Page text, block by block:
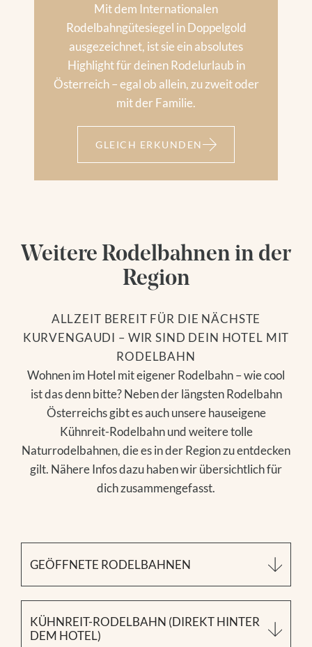
Mit dem Internationalen
Rodelbahngütesiegel in Doppelgold
ausgezeichnet, ist sie ein absolutes
Highlight für deinen Rodelurlaub in
Österreich – egal ob allein, zu zweit oder
mit der Familie.
GLEICH ERKUNDEN
ALLZEIT BEREIT FÜR DIE NÄCHSTE
KURVENGAUDI – WIR SIND DEIN HOTEL MIT
RODELBAHN
Weitere Rodelbahnen in der
Region
Wohnen im Hotel mit eigener Rodelbahn – wie cool
ist das denn bitte? Neben der längsten Rodelbahn
Österreichs gibt es auch unsere hauseigene
Kühnreit-Rodelbahn und weitere tolle
Naturrodelbahnen, die es in der Region zu entdecken
gilt. Nähere Infos dazu haben wir übersichtlich für
dich zusammengefasst.
GEÖFFNETE RODELBAHNEN
GEÖFFNETE ALLE
KÜHNREIT-RODELBAHN (DIREKT HINTER
DEM HOTEL)